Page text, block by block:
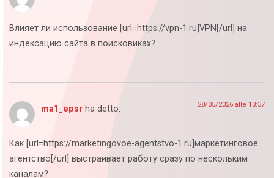
Влияет ли использование [url=https://vpn-1.ru]VPN[/url] на
индексацию сайта в поисковиках?
ma1_epsr ha detto: 28/05/2026 alle 13:37
Как [url=https://marketingovoe-agentstvo-1.ru]маркетинговое
агентство[/url] выстраивает работу сразу по нескольким
каналам?